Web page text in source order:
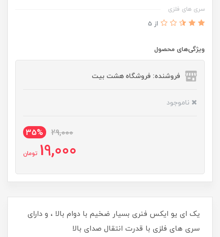
سری های فلزی
از 5
ویژگی‌های محصول
فروشنده: فروشگاه هشت بیت
ناموجود
29,000
35%
19,000 تومان
یک ای یو ایکس فنری بسیار ضخیم با دوام بالا ، و دارای
سری های فلزی با قدرت انتقال صدای بالا